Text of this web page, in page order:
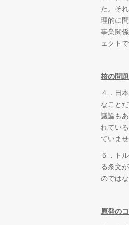
た。そ
理的に
事業関
ェクト
核の問
４．日
なこと
議論も
れてい
ていま
５．ト
る条文
のでは
原発の